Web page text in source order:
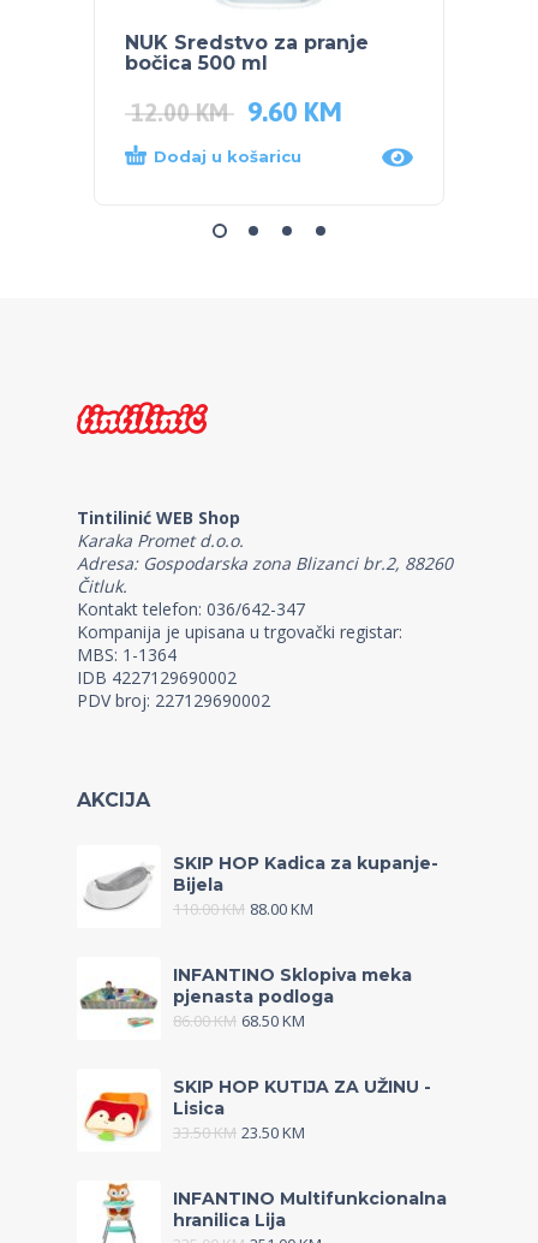
NUK Sredstvo za pranje
bočica 500 ml
12.00KM 9.60 KM
Dodaj u košaricu
Tintilinić WEB Shop
Karaka Promet d.o.o.
Adresa: Gospodarska zona Blizanci br.2, 88260
Čitluk.
Kontakt telefon: 036/642-347
Kompanija je upisana u trgovački registar:
MBS: 1-1364
IDB 4227129690002
PDV broj: 227129690002
AKCIJA
SKIP HOP Kadica za kupanje-
Bijela
110.00KM 88.00KM
INFANTINO Sklopiva meka
pjenasta podloga
86.00KM 68.50KM
SKIP HOP KUTIJA ZA UŽINU -
Lisica
33.50KM 23.50KM
INFANTINO Multifunkcionalna
hranilica Lija